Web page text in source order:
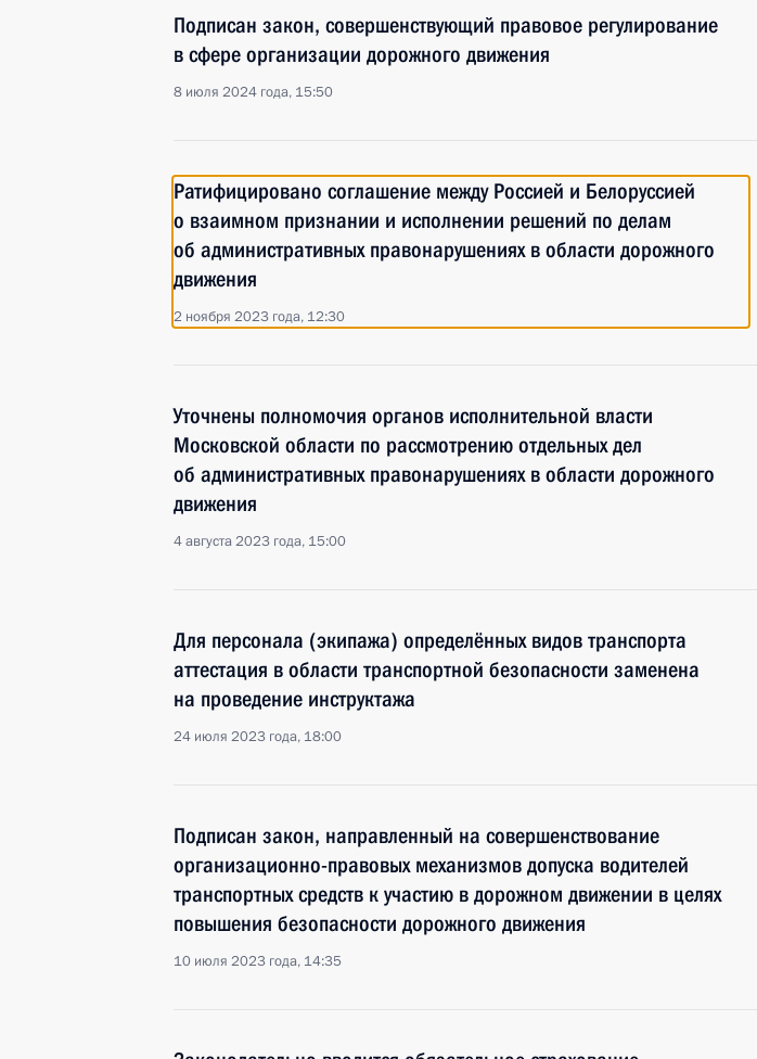
Подписан закон, совершенствующий правовое регулирование
в сфере организации дорожного движения
8 июля 2024 года, 15:50
Ратифицировано соглашение между Россией и Белоруссией
о взаимном признании и исполнении решений по делам
об административных правонарушениях в области дорожного
движения
2 ноября 2023 года, 12:30
Уточнены полномочия органов исполнительной власти
Московской области по рассмотрению отдельных дел
об административных правонарушениях в области дорожного
движения
4 августа 2023 года, 15:00
Для персонала (экипажа) определённых видов транспорта
аттестация в области транспортной безопасности заменена
на проведение инструктажа
24 июля 2023 года, 18:00
Подписан закон, направленный на совершенствование
организационно-правовых механизмов допуска водителей
транспортных средств к участию в дорожном движении в целях
повышения безопасности дорожного движения
10 июля 2023 года, 14:35